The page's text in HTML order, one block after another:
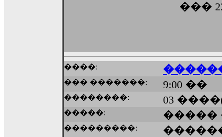
���
����:
��� �������: 9:00 ��
��������: 03
�����: �����
���������: